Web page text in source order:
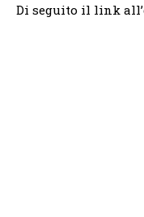
Di seguito il link